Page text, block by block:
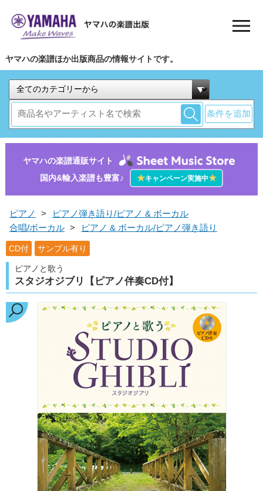
ヤマハの楽譜ほか出版商品の情報サイトです。
条件を追加
ヤマハの楽譜通販サイト
国内&輸入楽譜も豊富♪
★キャンペーン実施中★
ピアノ >
ピアノ弾き語り/ピアノ & ボーカル
合唱/ボーカル > ピアノ & ボーカル/ピアノ弾き語り
CD付 サンプル有り
ピアノと歌う
スタジオジブリ【ピアノ伴奏CD付】